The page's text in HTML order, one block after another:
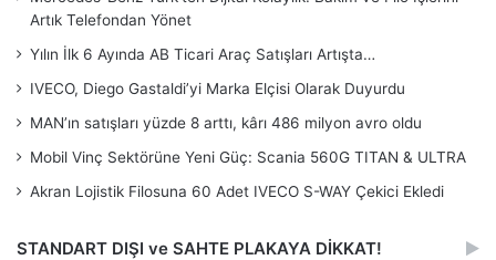
Artık Telefondan Yönet
Yılın İlk 6 Ayında AB Ticari Araç Satışları Artışta…
IVECO, Diego Gastaldi’yi Marka Elçisi Olarak Duyurdu
MAN’ın satışları yüzde 8 arttı, kârı 486 milyon avro oldu
Mobil Vinç Sektörüne Yeni Güç: Scania 560G TITAN & ULTRA
Akran Lojistik Filosuna 60 Adet IVECO S-WAY Çekici Ekledi
STANDART DIŞI ve SAHTE PLAKAYA DİKKAT!